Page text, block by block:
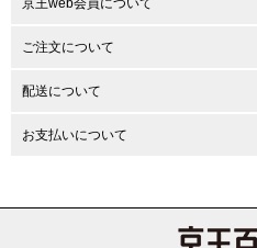
京王web会員について
ご注文について
配送について
お支払いについて